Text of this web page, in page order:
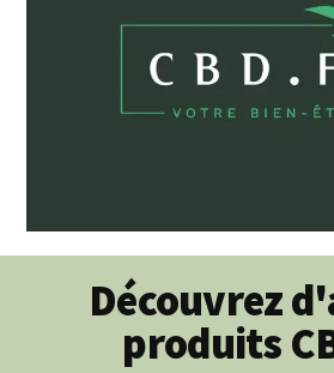
Découvrez
produits